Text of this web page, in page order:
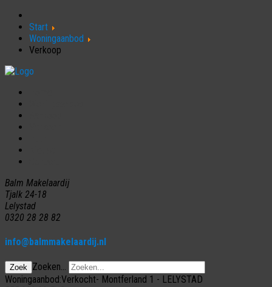
Start
Woningaanbod
Verkoop
Balm Makelaardij
Tjalk 24-18
Lelystad
0320 28 28 82
info@balmmakelaardij.nl
Zoek
Zoeken...
Woningaanbod:Verkocht- Montferland 1 - LELYSTAD